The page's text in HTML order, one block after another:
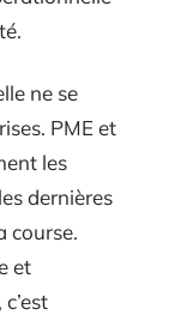
ne se
PME et
les
dernières
course.
et